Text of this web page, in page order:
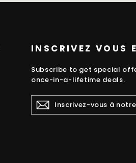
INSCRIVEZ VOUS
Subscribe to get special
once-in-a-lifetime deals.
INSCRIVEZ-
VOUS
À